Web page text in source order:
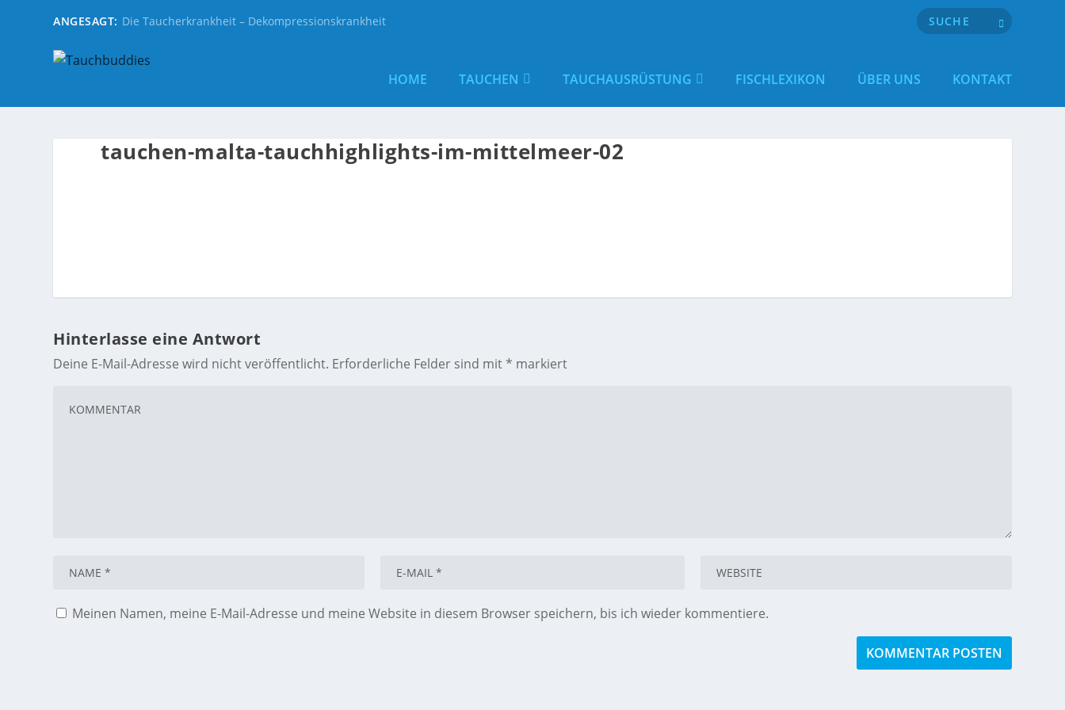
ANGESAGT: Die Taucherkrankheit – Dekompressionskrankheit
HOME TAUCHEN TAUCHAUSRÜSTUNG FISCHLEXIKON ÜBER UNS KONTAKT
tauchen-malta-tauchhighlights-im-mittelmeer-02
Hinterlasse eine Antwort
Deine E-Mail-Adresse wird nicht veröffentlicht. Erforderliche Felder sind mit* markiert
Meinen Namen, meine E-Mail-Adresse und meine Website in diesem Browser speichern, bis ich wieder kommentiere.